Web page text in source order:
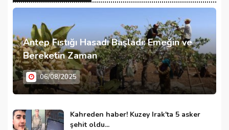
Antep Fıstığı Hasadı Başladı: Emeğin ve
Bereketin Zaman
06/08/2025
Kahreden haber! Kuzey Irak'ta 5 asker
şehit oldu...